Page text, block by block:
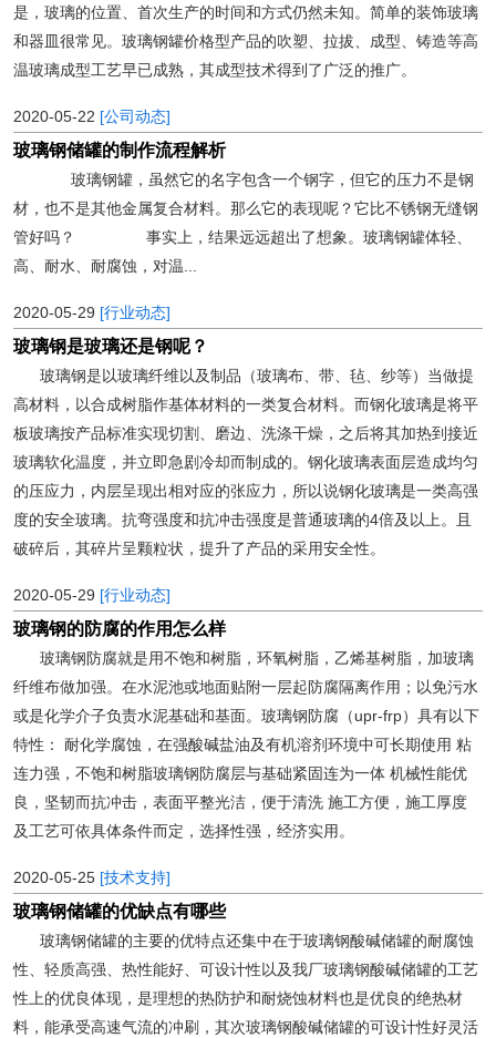
是，玻璃的位置、首次生产的时间和方式仍然未知。简单的装饰玻璃
和器皿很常见。玻璃钢罐价格型产品的吹塑、拉拔、成型、铸造等高
温玻璃成型工艺早已成熟，其成型技术得到了广泛的推广。
2020-05-22 [公司动态]
玻璃钢储罐的制作流程解析
玻璃钢罐，虽然它的名字包含一个钢字，但它的压力不是钢
材，也不是其他金属复合材料。那么它的表现呢？它比不锈钢无缝钢
管好吗？ 事实上，结果远远超出了想象。玻璃钢罐体轻、
高、耐水、耐腐蚀，对温...
2020-05-29 [行业动态]
玻璃钢是玻璃还是钢呢？
玻璃钢是以玻璃纤维以及制品（玻璃布、带、毡、纱等）当做提
高材料，以合成树脂作基体材料的一类复合材料。而钢化玻璃是将平
板玻璃按产品标准实现切割、磨边、洗涤干燥，之后将其加热到接近
玻璃软化温度，并立即急剧冷却而制成的。钢化玻璃表面层造成均匀
的压应力，内层呈现出相对应的张应力，所以说钢化玻璃是一类高强
度的安全玻璃。抗弯强度和抗冲击强度是普通玻璃的4倍及以上。且
破碎后，其碎片呈颗粒状，提升了产品的采用安全性。
2020-05-29 [行业动态]
玻璃钢的防腐的作用怎么样
玻璃钢防腐就是用不饱和树脂，环氧树脂，乙烯基树脂，加玻璃
纤维布做加强。在水泥池或地面贴附一层起防腐隔离作用；以免污水
或是化学介子负责水泥基础和基面。玻璃钢防腐（upr-frp）具有以下
特性： 耐化学腐蚀，在强酸碱盐油及有机溶剂环境中可长期使用 粘
连力强，不饱和树脂玻璃钢防腐层与基础紧固连为一体 机械性能优
良，坚韧而抗冲击，表面平整光洁，便于清洗 施工方便，施工厚度
及工艺可依具体条件而定，选择性强，经济实用。
2020-05-25 [技术支持]
玻璃钢储罐的优缺点有哪些
玻璃钢储罐的主要的优特点还集中在于玻璃钢酸碱储罐的耐腐蚀
性、轻质高强、热性能好、可设计性以及我厂玻璃钢酸碱储罐的工艺
性上的优良体现，是理想的热防护和耐烧蚀材料也是优良的绝热材
料，能承受高速气流的冲刷，其次玻璃钢酸碱储罐的可设计性好灵活